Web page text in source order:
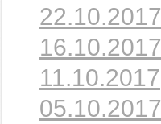
22.10.2017
16.10.2017
11.10.2017
05.10.2017